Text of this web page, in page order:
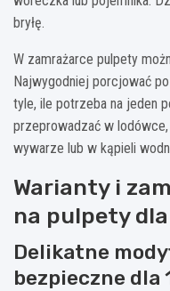
bryłę.
W zamrażarce pulpety
Najwygodniej porcjować
tyle, ile potrzeba na jeden
przeprowadzać w
wywarze lub w kąpieli
Warianty i
na pulpety
Delikatne
bezpieczne dla